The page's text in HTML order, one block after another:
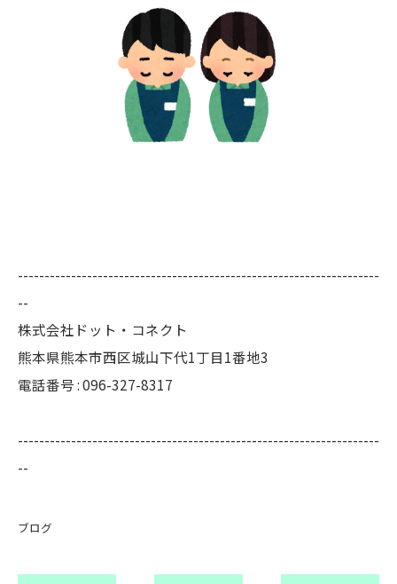
--------------------------------------------------------------------
--
株式会社ドット・コネクト
熊本県熊本市西区城山下代1丁目1番地3
電話番号 : 096-327-8317
--------------------------------------------------------------------
--
ブログ